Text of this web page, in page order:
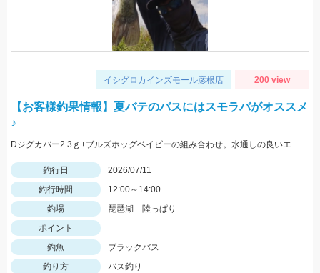
イシグロカインズモール彦根店 200 view
【お客様釣果情報】夏バテのバスにはスモラバがオススメ
♪
Dジグカバー2.3ｇ+ブルズホッグベイビーの組み合わせ。水通しの良いエリア+カバーのポイントでゲット♪
釣行日
2026/07/11
釣行時間
12:00～14:00
釣場
琵琶湖 陸っぱり
ポイント
釣魚
ブラックバス
釣り方
バス釣り